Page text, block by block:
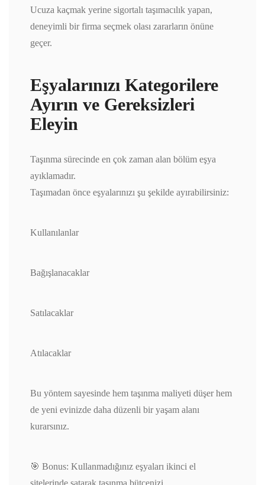
Ucuza kaçmak yerine sigortalı taşımacılık yapan,
deneyimli bir firma seçmek olası zararların önüne
geçer.
Eşyalarınızı Kategorilere
Ayırın ve Gereksizleri
Eleyin
Taşınma sürecinde en çok zaman alan bölüm eşya
ayıklamadır.
Taşımadan önce eşyalarınızı şu şekilde ayırabilirsiniz:
Kullanılanlar
Bağışlanacaklar
Satılacaklar
Atılacaklar
Bu yöntem sayesinde hem taşınma maliyeti düşer hem
de yeni evinizde daha düzenli bir yaşam alanı
kurarsınız.
🎯 Bonus: Kullanmadığınız eşyaları ikinci el